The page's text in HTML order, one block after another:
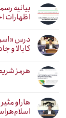
بیانیه
اظهارات
درس
کابالا و
هرمز
هاراو